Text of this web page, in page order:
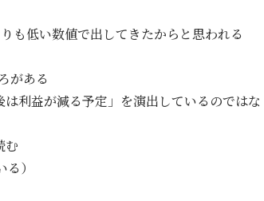
も低い数値で出してきたからと思われる
がある
利益が減る予定」を演出しているのではな
む
）